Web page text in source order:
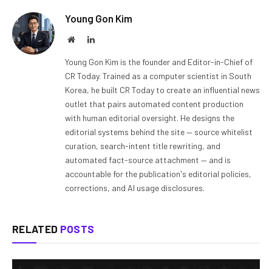
Young Gon Kim
WebsiteLinkedIn
Young Gon Kim is the founder and Editor-in-Chief of
CR Today. Trained as a computer scientist in South
Korea, he built CR Today to create an influential news
outlet that pairs automated content production
with human editorial oversight. He designs the
editorial systems behind the site — source whitelist
curation, search-intent title rewriting, and
automated fact-source attachment — and is
accountable for the publication's editorial policies,
corrections, and AI usage disclosures.
RELATED POSTS